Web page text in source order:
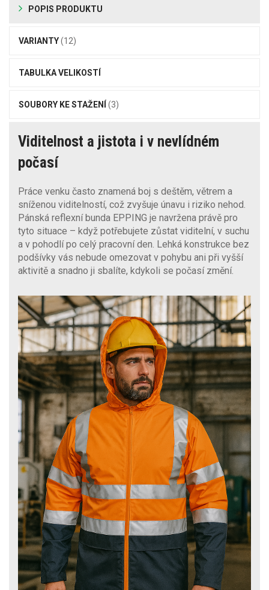
POPIS PRODUKTU
VARIANTY(12)
TABULKA VELIKOSTÍ
SOUBORY KE STAŽENÍ (3)
Viditelnost a jistota i v nevlídném
počasí
Práce venku často znamená boj s deštěm, větrem a
sníženou viditelností, což zvyšuje únavu i riziko nehod.
Pánská reflexní bunda EPPING je navržena právě pro
tyto situace – když potřebujete zůstat viditelní, v suchu
a v pohodlí po celý pracovní den. Lehká konstrukce bez
podšívky vás nebude omezovat v pohybu ani při vyšší
aktivitě a snadno ji sbalíte, kdykoli se počasí změní.